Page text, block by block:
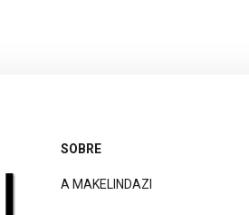
SOBRE
A MAKELINDAZI